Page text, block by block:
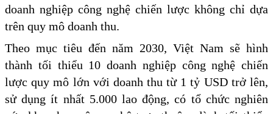
doanh nghiệp công nghệ chiến lược không chỉ dựa
trên quy mô doanh thu.
Theo mục tiêu đến năm 2030, Việt Nam sẽ hình
thành tối thiểu 10 doanh nghiệp công nghệ chiến
lược quy mô lớn với doanh thu từ 1 tỷ USD trở lên,
sử dụng ít nhất 5.000 lao động, có tổ chức nghiên